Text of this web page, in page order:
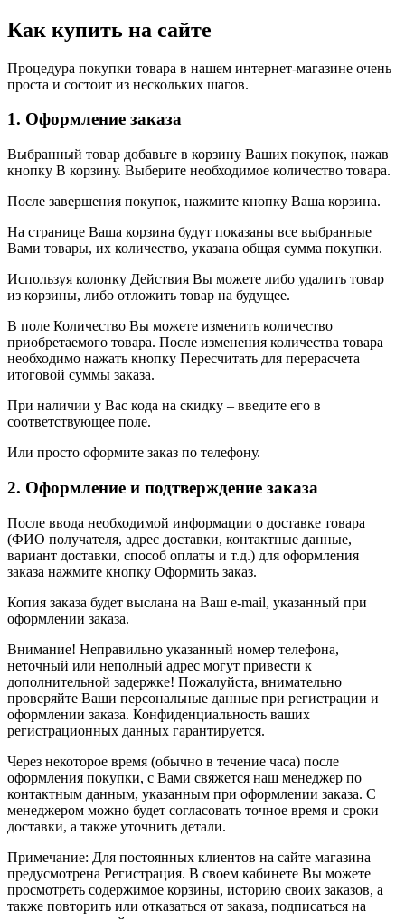
Как купить на сайте
Процедура покупки товара в нашем интернет-магазине очень
проста и состоит из нескольких шагов.
1. Оформление заказа
Выбранный товар добавьте в корзину Ваших покупок, нажав
кнопку В корзину. Выберите необходимое количество товара.
После завершения покупок, нажмите кнопку Ваша корзина.
На странице Ваша корзина будут показаны все выбранные
Вами товары, их количество, указана общая сумма покупки.
Используя колонку Действия Вы можете либо удалить товар
из корзины, либо отложить товар на будущее.
В поле Количество Вы можете изменить количество
приобретаемого товара. После изменения количества товара
необходимо нажать кнопку Пересчитать для перерасчета
итоговой суммы заказа.
При наличии у Вас кода на скидку – введите его в
соответствующее поле.
Или просто оформите заказ по телефону.
2. Оформление и подтверждение заказа
После ввода необходимой информации о доставке товара
(ФИО получателя, адрес доставки, контактные данные,
вариант доставки, способ оплаты и т.д.) для оформления
заказа нажмите кнопку Оформить заказ.
Копия заказа будет выслана на Ваш e-mail, указанный при
оформлении заказа.
Внимание! Неправильно указанный номер телефона,
неточный или неполный адрес могут привести к
дополнительной задержке! Пожалуйста, внимательно
проверяйте Ваши персональные данные при регистрации и
оформлении заказа. Конфиденциальность ваших
регистрационных данных гарантируется.
Через некоторое время (обычно в течение часа) после
оформления покупки, с Вами свяжется наш менеджер по
контактным данным, указанным при оформлении заказа. С
менеджером можно будет согласовать точное время и сроки
доставки, а также уточнить детали.
Примечание: Для постоянных клиентов на сайте магазина
предусмотрена Регистрация. В своем кабинете Вы можете
просмотреть содержимое корзины, историю своих заказов, а
также повторить или отказаться от заказа, подписаться на